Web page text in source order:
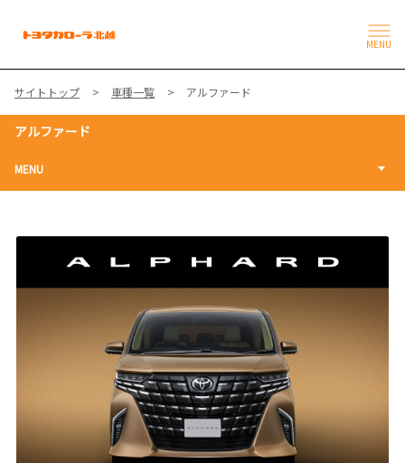
MENU
サイトトップ 車種一覧 アルファード
アルファード
MENU